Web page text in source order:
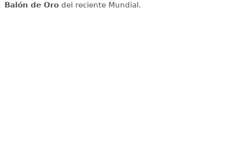
Balón de Orodel reciente Mundial.